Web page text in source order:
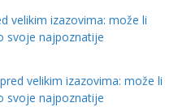
velikim izazovima: može li
svoje najpoznatije
velikim izazovima: može li
svoje najpoznatije